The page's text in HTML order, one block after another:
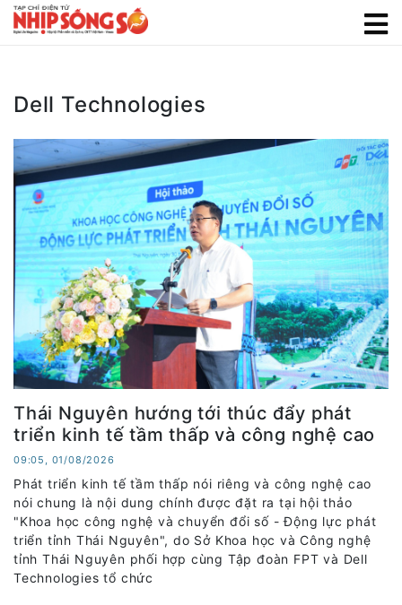
Dell Technologies
Thái Nguyên hướng tới thúc đẩy phát
triển kinh tế tầm thấp và công nghệ cao
09:05, 01/08/2026
Phát triển kinh tế tầm thấp nói riêng và công nghệ cao
nói chung là nội dung chính được đặt ra tại hội thảo
"Khoa học công nghệ và chuyển đổi số - Động lực phát
triển tỉnh Thái Nguyên", do Sở Khoa học và Công nghệ
tỉnh Thái Nguyên phối hợp cùng Tập đoàn FPT và Dell
Technologies tổ chức